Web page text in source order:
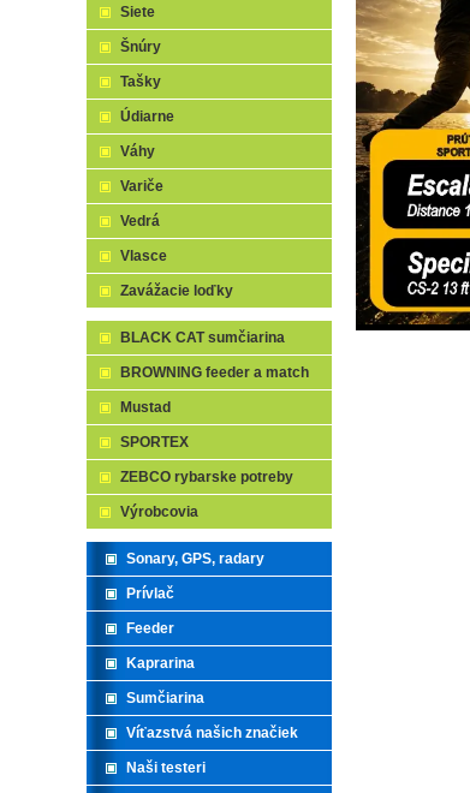
Siete
Šnúry
Tašky
Údiarne
Váhy
Variče
Vedrá
Vlasce
Zavážacie loďky
BLACK CAT sumčiarina
BROWNING feeder a match
Mustad
SPORTEX
ZEBCO rybarske potreby
Výrobcovia
Sonary, GPS, radary
Prívlač
Feeder
Kaprarina
Sumčiarina
Víťazstvá našich značiek
Naši testeri